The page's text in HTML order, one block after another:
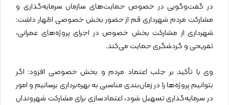
در گفت‌وگویی در خصوص حمایت‌های سازمان سرمایه‌گذاری و
مشارکت مردم شهرداری قم از حضور بخش خصوصی اظهار داشت:
شهرداری از مشارکت بخش خصوص در اجرای پروژه‌های عمرانی،
تفریحی و گردشگری حمایت می‌کند.
وی با تأکید بر جلب اعتماد مردم و بخش خصوصی افزود: اگر
بتوانیم پروژه‌ها را در زمان‌بندی مناسبی به بهره‌برداری برسانیم و امور
در سرمایه‌گذاری تسهیل شود، اعتمادسازی برای مشارکت شهروندان